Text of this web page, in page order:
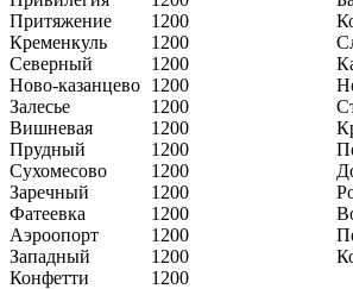
Притяжение
1200
Кременкуль
1200
Северный
1200
Ново-казанцево 1200
Залесье
1200
Вишневая
1200
Прудный
1200
Сухомесово
1200
Заречный
1200
Фатеевка
1200
Аэроопорт
1200
Западный
1200
Конфетти
1200